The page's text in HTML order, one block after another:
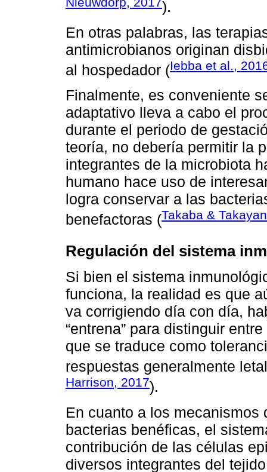
).
En otras palabras, las
antimicrobianos originan
al hospedador (Iebba et al.,
Finalmente, es conveniente
adaptativo lleva a cabo el
durante el periodo de
teoría, no debería permitir la
integrantes de la microbiota
humano hace uso de
logra conservar a las
benefactoras (Takaba &
Regulación del sistema
Si bien el sistema
funciona, la realidad es que
va corrigiendo día con día,
“entrena” para distinguir
que se traduce como
respuestas generalmente
Harrison, 2017).
En cuanto a los mecanismos
bacterias benéficas, el
contribución de las células
diversos integrantes del